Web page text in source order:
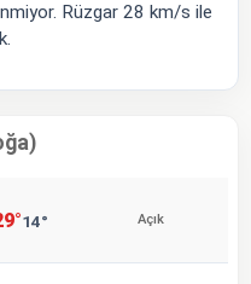
Rüzgar 28 km/s ile
14° Açık